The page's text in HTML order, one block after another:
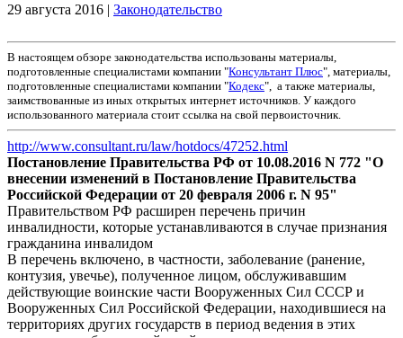
29 августа 2016 | Законодательство
В настоящем обзоре законодательства использованы материалы,
подготовленные специалистами компании "Консультант Плюс", материалы,
подготовленные специалистами компании "Кодекс", а также материалы,
заимствованные из иных открытых интернет источников. У каждого
использованного материала стоит ссылка на свой первоисточник.
http://www.consultant.ru/law/hotdocs/47252.html
Постановление Правительства РФ от 10.08.2016 N 772 "О
внесении изменений в Постановление Правительства
Российской Федерации от 20 февраля 2006 г. N 95"
Правительством РФ расширен перечень причин
инвалидности, которые устанавливаются в случае признания
гражданина инвалидом
В перечень включено, в частности, заболевание (ранение,
контузия, увечье), полученное лицом, обслуживавшим
действующие воинские части Вооруженных Сил СССР и
Вооруженных Сил Российской Федерации, находившиеся на
территориях других государств в период ведения в этих